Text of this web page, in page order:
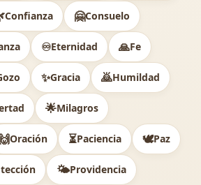
Confianza 🤗Consuelo
♾️Eternidad 🙏Fe
✨Gracia 🙇Humildad
🌟Milagros
🙌Oración ⏳Paciencia 🕊️Paz
🌤️Providencia